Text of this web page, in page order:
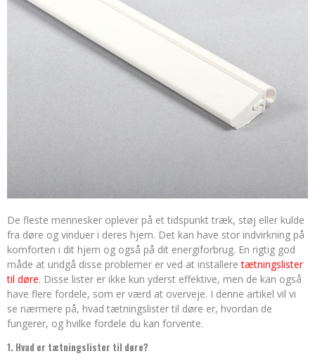
De fleste mennesker oplever på et tidspunkt træk, støj eller kulde
fra døre og vinduer i deres hjem. Det kan have stor indvirkning på
komforten i dit hjem og også på dit energiforbrug. En rigtig god
måde at undgå disse problemer er ved at installeretætningslister
til døre. Disse lister er ikke kun yderst effektive, men de kan også
have flere fordele, som er værd at overveje. I denne artikel vil vi
se nærmere på, hvad tætningslister til døre er, hvordan de
fungerer, og hvilke fordele du kan forvente.
1. Hvad er tætningslister til døre?